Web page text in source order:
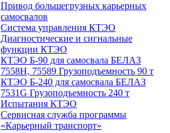
Привод большегрузных карьерных
самосвалов
Система управления КТЭО
Диагностические и сигнальные
функции КТЭО
КТЭО Б-90 для самосвала БЕЛАЗ
7558H, 75589 Грузоподъемность 90 т
КТЭО Б-240 для самосвала БЕЛАЗ
7531G Грузоподъемность 240 т
Испытания КТЭО
Сервисная служба программы
«Карьерный транспорт»